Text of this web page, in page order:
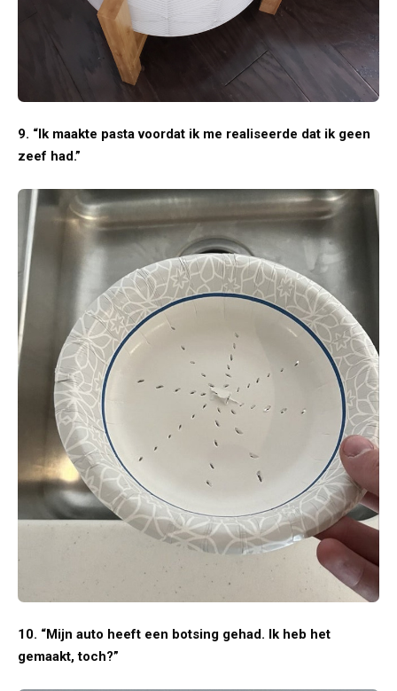
9. “Ik maakte pasta voordat ik me realiseerde dat ik geen
zeef had.”
10. “Mijn auto heeft een botsing gehad. Ik heb het
gemaakt, toch?”